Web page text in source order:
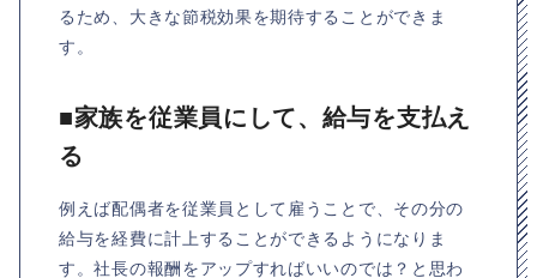
るため、大きな節税効果を期待することができま
す。
■家族を従業員にして、給与を支払え
る
例えば配偶者を従業員として雇うことで、その分の
給与を経費に計上することができるようになりま
す。社長の報酬をアップすればいいのでは？と思わ